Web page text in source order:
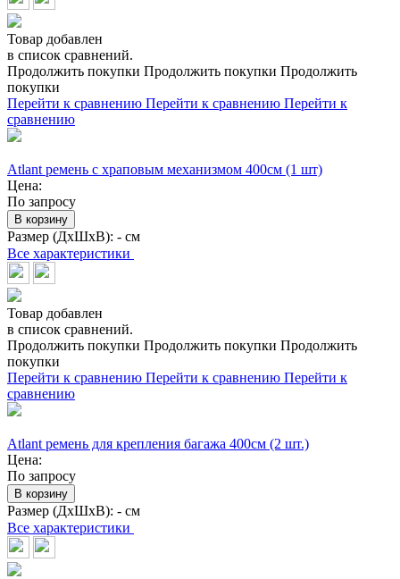
Товар добавлен
в список сравнений.
Продолжить покупки Продолжить покупки Продолжить
покупки
Перейти к сравнению Перейти к сравнению Перейти к
сравнению
Atlant ремень с храповым механизмом 400см (1 шт)
Цена:
По запросу
В корзину
Размер (ДхШхВ): - см
Все характеристики
Товар добавлен
в список сравнений.
Продолжить покупки Продолжить покупки Продолжить
покупки
Перейти к сравнению Перейти к сравнению Перейти к
сравнению
Atlant ремень для крепления багажа 400см (2 шт.)
Цена:
По запросу
В корзину
Размер (ДхШхВ): - см
Все характеристики